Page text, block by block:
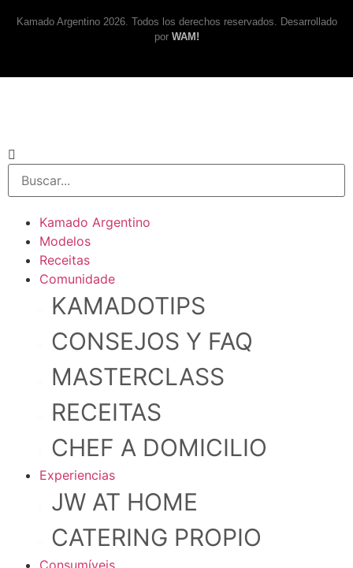
Kamado Argentino 2026. Todos los derechos reservados. Desarrollado
por WAM!
Kamado Argentino
Modelos
Receitas
Comunidade
KAMADOTIPS
CONSEJOS Y FAQ
MASTERCLASS
RECEITAS
CHEF A DOMICILIO
Experiencias
JW AT HOME
CATERING PROPIO